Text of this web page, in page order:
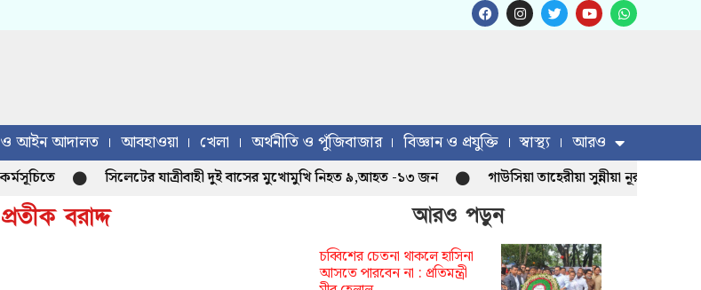
ও আইন আদালত আবহাওয়া খেলা অর্থনীতি ও পুঁজিবাজার বিজ্ঞান ও প্রযুক্তি স্বাস্থ্য আরও
সিলেটের যাত্রীবাহী দুই বাসের মুখোমুখি নিহত ৯,আহত -১৩ জন গাউসিয়া তাহেরীয়া সুন্নীয়া নূরানী মাদ্রাসা
বরাদ্দ আরও পড়ুন
চব্বিশের চেতনা থাকলে হাসিনা
আসতে পারবেন না : প্রতিমন্ত্রী